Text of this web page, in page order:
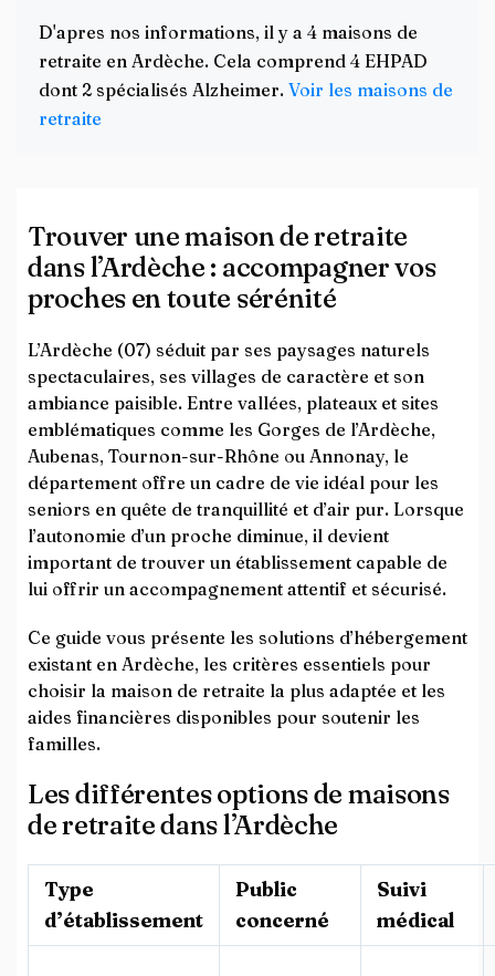
D'apres nos informations, il y a 4 maisons de
retraite en Ardèche. Cela comprend 4 EHPAD
dont 2 spécialisés Alzheimer. Voir les maisons de
retraite
Trouver une maison de retraite
dans l’Ardèche : accompagner vos
proches en toute sérénité
L’Ardèche (07) séduit par ses paysages naturels
spectaculaires, ses villages de caractère et son
ambiance paisible. Entre vallées, plateaux et sites
emblématiques comme les Gorges de l’Ardèche,
Aubenas, Tournon-sur-Rhône ou Annonay, le
département offre un cadre de vie idéal pour les
seniors en quête de tranquillité et d’air pur. Lorsque
l’autonomie d’un proche diminue, il devient
important de trouver un établissement capable de
lui offrir un accompagnement attentif et sécurisé.
Ce guide vous présente les solutions d’hébergement
existant en Ardèche, les critères essentiels pour
choisir la maison de retraite la plus adaptée et les
aides financières disponibles pour soutenir les
familles.
Les différentes options de maisons
de retraite dans l’Ardèche
Type
d’établissement
Public
concerné
Suivi
médical